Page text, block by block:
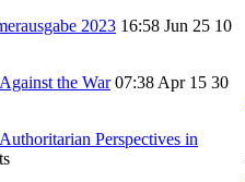
2023 16:58 Jun 25 10
the War 07:38 Apr 15 30
Perspectives in